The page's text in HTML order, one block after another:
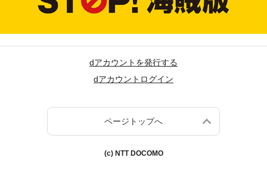
dアカウントを発行する
dアカウントログイン
ページトップへ
(c) NTT DOCOMO